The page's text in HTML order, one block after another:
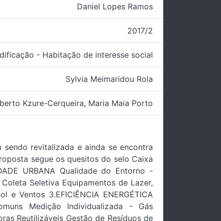
Daniel Lopes Ramos
2017/2
- Habitação de interesse social
Sylvia Meimaridou Rola
Kzure-Cerqueira, Maria Maia Porto
revitalizada e ainda se encontra
segue os quesitos do selo Caixa
URBANA Qualidade do Entorno -
Seletiva Equipamentos de Lazer,
Ventos 3.EFICIÊNCIA ENERGÉTICA
Medição Individualizada - Gás
Reutilizáveis Gestão de Resíduos de